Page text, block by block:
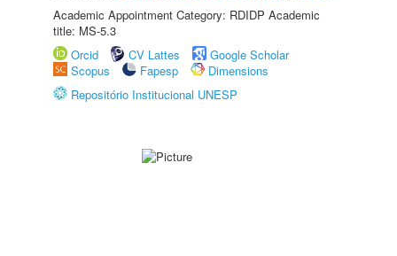
Academic Appointment Category: RDIDP Academic
title: MS-5.3
Orcid
CV Lattes
Google Scholar
Scopus
Fapesp
Dimensions
Repositório Institucional UNESP